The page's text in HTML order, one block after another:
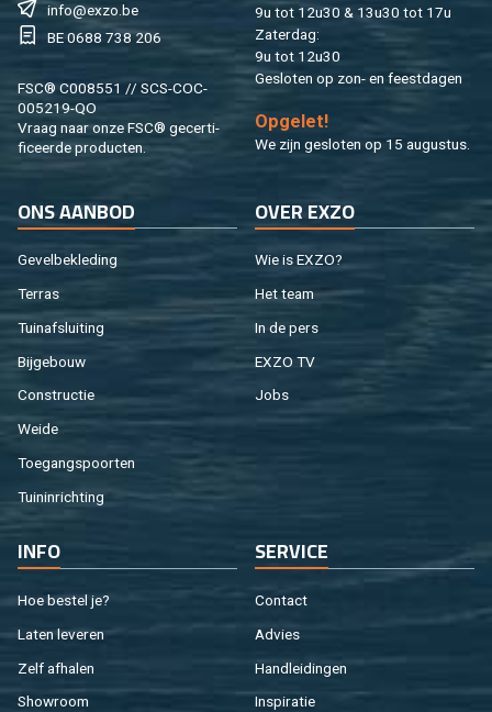
info@​exzo.​be
BE 0688 738 206
FSC® C008551 // SCS-COC-
005219-QO
Vraag naar onze FSC® ge­cer­ti­
fi­ceer­de pro­duc­ten.
9u tot 12u30 & 13u30 tot 17u
Za­ter­dag:
9u tot 12u30
Ge­slo­ten op zon- en feest­da­gen
Op­ge­let!
We zijn ge­slo­ten op 15 au­gus­tus.
ONS AAN­BOD
Ge­vel­be­kle­ding
Ter­ras
Tuin­af­slui­ting
Bij­ge­bouw
Con­struc­tie
Weide
Toe­gangs­poor­ten
Tuin­in­rich­ting
OVER EXZO
Wie is EXZO?
Het team
In de pers
EXZO TV
Jobs
INFO
Hoe be­stel je?
Laten le­ve­ren
Zelf af­ha­len
Show­room
SER­VI­CE
Con­tact
Ad­vies
Hand­lei­din­gen
In­spi­ra­tie